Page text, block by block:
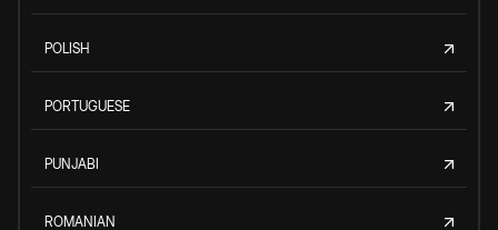
POLISH
PORTUGUESE
PUNJABI
ROMANIAN